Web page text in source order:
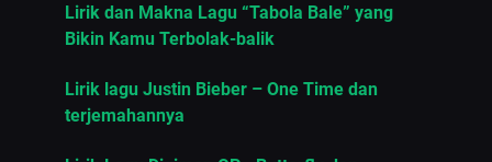
Lirik dan Makna Lagu “Tabola Bale” yang
Bikin Kamu Terbolak-balik
Lirik lagu Justin Bieber – One Time dan
terjemahannya